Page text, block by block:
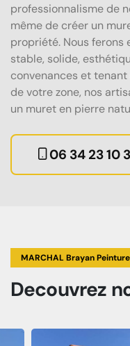
professionnalisme de
même de créer un
propriété. Nous ferons
stable, solide,
convenances et
de votre zone, nos
un muret en pierre
06 34 23 10
MARCHAL Brayan
Decouvrez